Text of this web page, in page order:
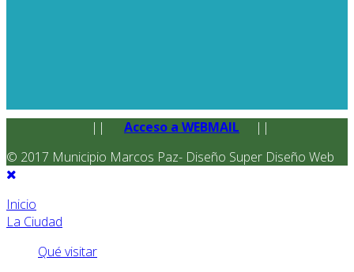
|| Acceso a WEBMAIL
||
© 2017 Municipio Marcos Paz- Diseño Super Diseño Web
Inicio
La Ciudad
Qué visitar